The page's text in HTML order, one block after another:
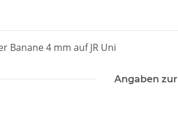
Banane 4 mm auf JR Uni
Angaben